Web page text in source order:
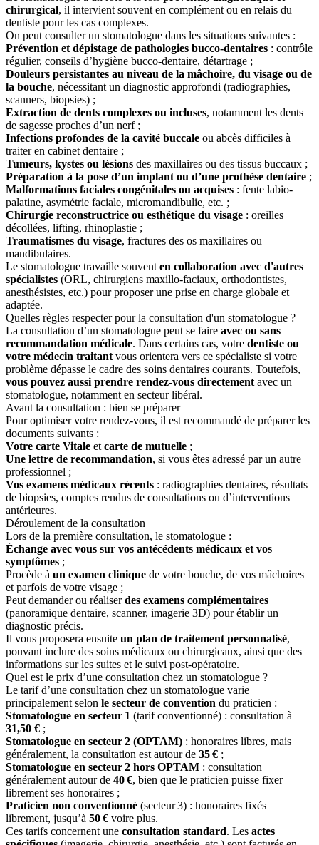
chirurgical, il intervient souvent en complément ou en relais du
dentiste pour les cas complexes.
On peut consulter un stomatologue dans les situations suivantes :
Prévention et dépistage de pathologies bucco-dentaires : contrôle
régulier, conseils d’hygiène bucco-dentaire, détartrage ;
Douleurs persistantes au niveau de la mâchoire, du visage ou de
la bouche, nécessitant un diagnostic approfondi (radiographies,
scanners, biopsies) ;
Extraction de dents complexes ou incluses, notamment les dents
de sagesse proches d’un nerf ;
Infections profondes de la cavité buccale ou abcès difficiles à
traiter en cabinet dentaire ;
Tumeurs, kystes ou lésions des maxillaires ou des tissus buccaux ;
Préparation à la pose d’un implant ou d’une prothèse dentaire ;
Malformations faciales congénitales ou acquises : fente labio-
palatine, asymétrie faciale, micromandibulie, etc. ;
Chirurgie reconstructrice ou esthétique du visage : oreilles
décollées, lifting, rhinoplastie ;
Traumatismes du visage, fractures des os maxillaires ou
mandibulaires.
Le stomatologue travaille souvent en collaboration avec d'autres
spécialistes (ORL, chirurgiens maxillo-faciaux, orthodontistes,
anesthésistes, etc.) pour proposer une prise en charge globale et
adaptée.
Quelles règles respecter pour la consultation d'un stomatologue ?
La consultation d’un stomatologue peut se faire avec ou sans
recommandation médicale. Dans certains cas, votre dentiste ou
votre médecin traitant vous orientera vers ce spécialiste si votre
problème dépasse le cadre des soins dentaires courants. Toutefois,
vous pouvez aussi prendre rendez-vous directement avec un
stomatologue, notamment en secteur libéral.
Avant la consultation : bien se préparer
Pour optimiser votre rendez-vous, il est recommandé de préparer les
documents suivants :
Votre carte Vitale et carte de mutuelle ;
Une lettre de recommandation, si vous êtes adressé par un autre
professionnel ;
Vos examens médicaux récents : radiographies dentaires, résultats
de biopsies, comptes rendus de consultations ou d’interventions
antérieures.
Déroulement de la consultation
Lors de la première consultation, le stomatologue :
Échange avec vous sur vos antécédents médicaux et vos
symptômes ;
Procède à un examen clinique de votre bouche, de vos mâchoires
et parfois de votre visage ;
Peut demander ou réaliserdes examens complémentaires
(panoramique dentaire, scanner, imagerie 3D) pour établir un
diagnostic précis.
Il vous proposera ensuite un plan de traitement personnalisé,
pouvant inclure des soins médicaux ou chirurgicaux, ainsi que des
informations sur les suites et le suivi post-opératoire.
Quel est le prix d’une consultation chez un stomatologue ?
Le tarif d’une consultation chez un stomatologue varie
principalement selon le secteur de convention du praticien :
Stomatologue en secteur 1 (tarif conventionné) : consultation à
31,50 € ;
Stomatologue en secteur 2 (OPTAM) : honoraires libres, mais
généralement, la consultation est autour de 35 € ;
Stomatologue en secteur 2 hors OPTAM : consultation
généralement autour de 40 €, bien que le praticien puisse fixer
librement ses honoraires ;
Praticien non conventionné (secteur 3) : honoraires fixés
librement, jusqu’à 50 € voire plus.
Ces tarifs concernent une consultation standard. Les actes